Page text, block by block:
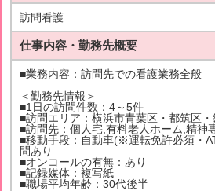
訪問看護
仕事内容・勤務先概要
■業務内容：訪問先での看護業務全般
＜勤務先情報＞
■1日の訪問件数：4～5件
■訪問エリア：横浜市青葉区・都筑区
■訪問先：個人宅,有料老人ホーム,精神
■移動手段：自動車(※運転免許必須・
問あり
■オンコールの有無：あり
■記録媒体：複写紙
■職場平均年齢：30代後半